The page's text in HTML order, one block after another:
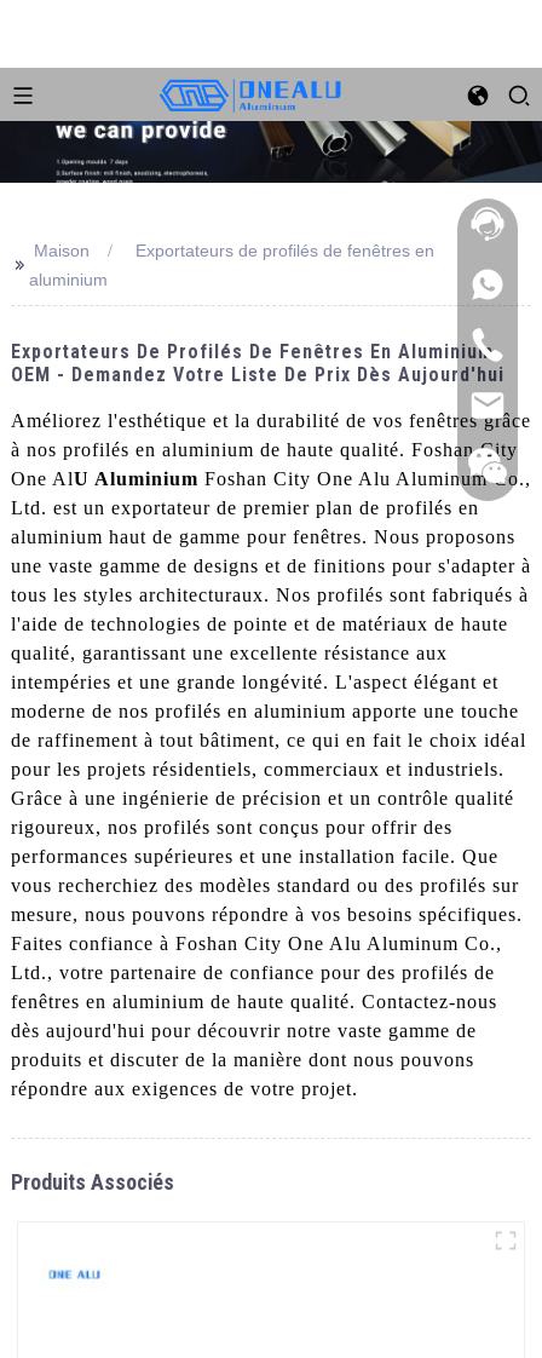
>>
Maison
Exportateurs de profilés de fenêtres en
aluminium
Exportateurs De Profilés De Fenêtres En Aluminium
OEM - Demandez Votre Liste De Prix Dès Aujourd'hui
Améliorez l'esthétique et la durabilité de vos fenêtres grâce
à nos profilés en aluminium de haute qualité. Foshan City
One AlU Aluminium Foshan City One Alu Aluminum Co.,
Ltd. est un exportateur de premier plan de profilés en
aluminium haut de gamme pour fenêtres. Nous proposons
une vaste gamme de designs et de finitions pour s'adapter à
tous les styles architecturaux. Nos profilés sont fabriqués à
l'aide de technologies de pointe et de matériaux de haute
qualité, garantissant une excellente résistance aux
intempéries et une grande longévité. L'aspect élégant et
moderne de nos profilés en aluminium apporte une touche
de raffinement à tout bâtiment, ce qui en fait le choix idéal
pour les projets résidentiels, commerciaux et industriels.
Grâce à une ingénierie de précision et un contrôle qualité
rigoureux, nos profilés sont conçus pour offrir des
performances supérieures et une installation facile. Que
vous recherchiez des modèles standard ou des profilés sur
mesure, nous pouvons répondre à vos besoins spécifiques.
Faites confiance à Foshan City One Alu Aluminum Co.,
Ltd., votre partenaire de confiance pour des profilés de
fenêtres en aluminium de haute qualité. Contactez-nous
dès aujourd'hui pour découvrir notre vaste gamme de
produits et discuter de la manière dont nous pouvons
répondre aux exigences de votre projet.
Produits Associés